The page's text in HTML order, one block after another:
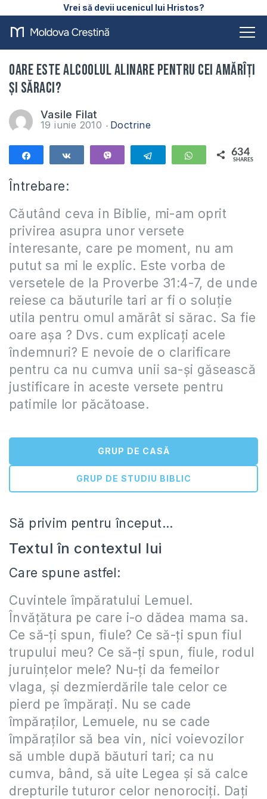
Vrei să devii ucenicul lui Hristos?
Oare este alcoolul alinare pentru cei amărîţi
şi săraci?
Vasile Filat
19 iunie 2010 Doctrine
Telegram WhatsApp
634
SHARES
Întrebare:
Căutând ceva in Biblie, mi-am oprit
privirea asupra unor versete
interesante, care pe moment, nu am
putut sa mi le explic. Este vorba de
versetele de la Proverbe 31:4-7, de unde
reiese ca băuturile tari ar fi o soluţie
utila pentru omul amărât si sărac. Sa fie
oare aşa ? Dvs. cum explicaţi acele
îndemnuri? E nevoie de o clarificare
pentru ca nu cumva unii sa-şi găsească
justificare in aceste versete pentru
patimile lor păcătoase.
GRUP DE CASĂ
GRUP DE STUDIU BIBLIC
Să privim pentru început…
Textul în contextul lui
Care spune astfel:
Cuvintele împăratului Lemuel.
Învăţătura pe care i-o dădea mama sa.
Ce să-ţi spun, fiule? Ce să-ţi spun fiul
trupului meu? Ce să-ţi spun, fiule, rodul
juruinţelor mele? Nu-ţi da femeilor
vlaga, şi dezmierdările tale celor ce
pierd pe împăraţi. Nu se cade
împăraţilor, Lemuele, nu se cade
împăraţilor să bea vin, nici voievozilor
să umble după băuturi tari; ca nu
cumva, bând, să uite Legea şi să calce
drepturile tuturor celor nenorociţi. Daţi